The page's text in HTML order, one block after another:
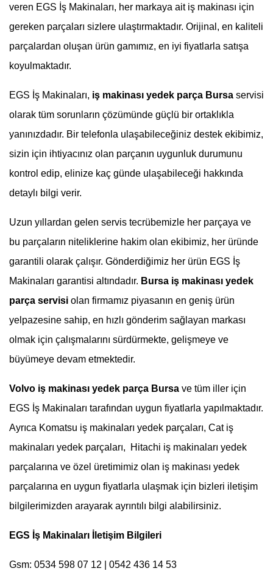
veren EGS İş Makinaları, her markaya ait iş makinası için
gereken parçaları sizlere ulaştırmaktadır. Orijinal, en kaliteli
parçalardan oluşan ürün gamımız, en iyi fiyatlarla satışa
koyulmaktadır.
EGS İş Makinaları, iş makinası yedek parça Bursa servisi
olarak tüm sorunların çözümünde güçlü bir ortaklıkla
yanınızdadır. Bir telefonla ulaşabileceğiniz destek ekibimiz,
sizin için ihtiyacınız olan parçanın uygunluk durumunu
kontrol edip, elinize kaç günde ulaşabileceği hakkında
detaylı bilgi verir.
Uzun yıllardan gelen servis tecrübemizle her parçaya ve
bu parçaların niteliklerine hakim olan ekibimiz, her üründe
garantili olarak çalışır. Gönderdiğimiz her ürün EGS İş
Makinaları garantisi altındadır. Bursa iş makinası yedek
parça servisi olan firmamız piyasanın en geniş ürün
yelpazesine sahip, en hızlı gönderim sağlayan markası
olmak için çalışmalarını sürdürmekte, gelişmeye ve
büyümeye devam etmektedir.
Volvo iş makinası yedek parça Bursa ve tüm iller için
EGS İş Makinaları tarafından uygun fiyatlarla yapılmaktadır.
Ayrıca Komatsu iş makinaları yedek parçaları, Cat iş
makinaları yedek parçaları, Hitachi iş makinaları yedek
parçalarına ve özel üretimimiz olan iş makinası yedek
parçalarına en uygun fiyatlarla ulaşmak için bizleri iletişim
bilgilerimizden arayarak ayrıntılı bilgi alabilirsiniz.
EGS İş Makinaları İletişim Bilgileri
Gsm: 0534 598 07 12 | 0542 436 14 53